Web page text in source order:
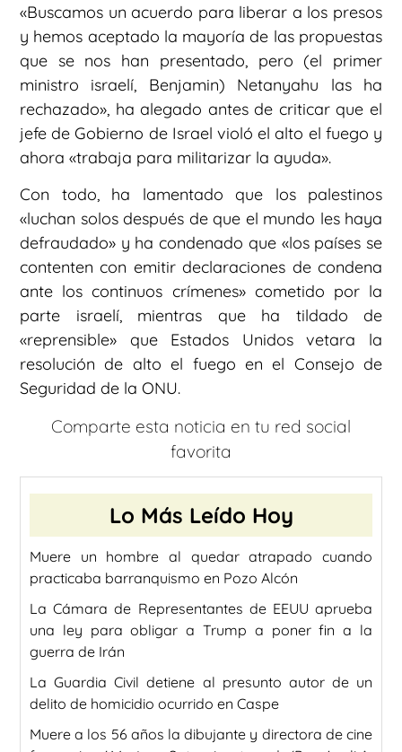
«Buscamos un acuerdo para liberar a los presos
y hemos aceptado la mayoría de las propuestas
que se nos han presentado, pero (el primer
ministro israelí, Benjamin) Netanyahu las ha
rechazado», ha alegado antes de criticar que el
jefe de Gobierno de Israel violó el alto el fuego y
ahora «trabaja para militarizar la ayuda».
Con todo, ha lamentado que los palestinos
«luchan solos después de que el mundo les haya
defraudado» y ha condenado que «los países se
contenten con emitir declaraciones de condena
ante los continuos crímenes» cometido por la
parte israelí, mientras que ha tildado de
«reprensible» que Estados Unidos vetara la
resolución de alto el fuego en el Consejo de
Seguridad de la ONU.
Comparte esta noticia en tu red social
favorita
Lo Más Leído Hoy
Muere un hombre al quedar atrapado cuando
practicaba barranquismo en Pozo Alcón
La Cámara de Representantes de EEUU aprueba
una ley para obligar a Trump a poner fin a la
guerra de Irán
La Guardia Civil detiene al presunto autor de un
delito de homicidio ocurrido en Caspe
Muere a los 56 años la dibujante y directora de cine